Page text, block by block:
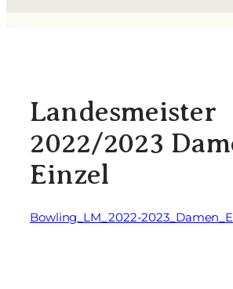
Landesmeister
2022/2023
Einzel
Bowling_LM_2022-